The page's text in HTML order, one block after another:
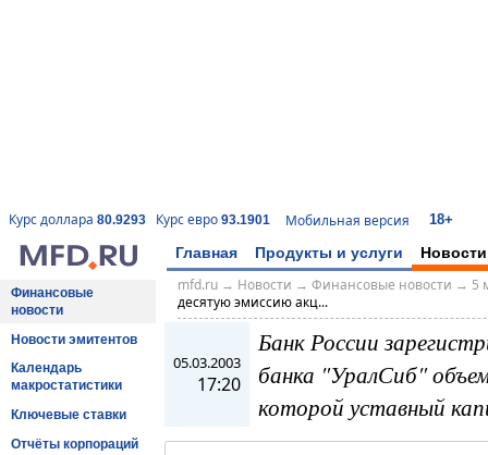
Курс доллара 80.9293 Курс евро 93.1901 Мобильная версия 18+
Главная Продукты и услуги Новости
Финансовые
новости
Новости эмитентов
Календарь
макростатистики
Ключевые ставки
Отчёты корпораций
mfd.ru→ Новости → Финансовые новости → 5
десятую эмиссию акц...
05.03.2003
17:20
Банк России
банка "УралСиб"
которой уставный